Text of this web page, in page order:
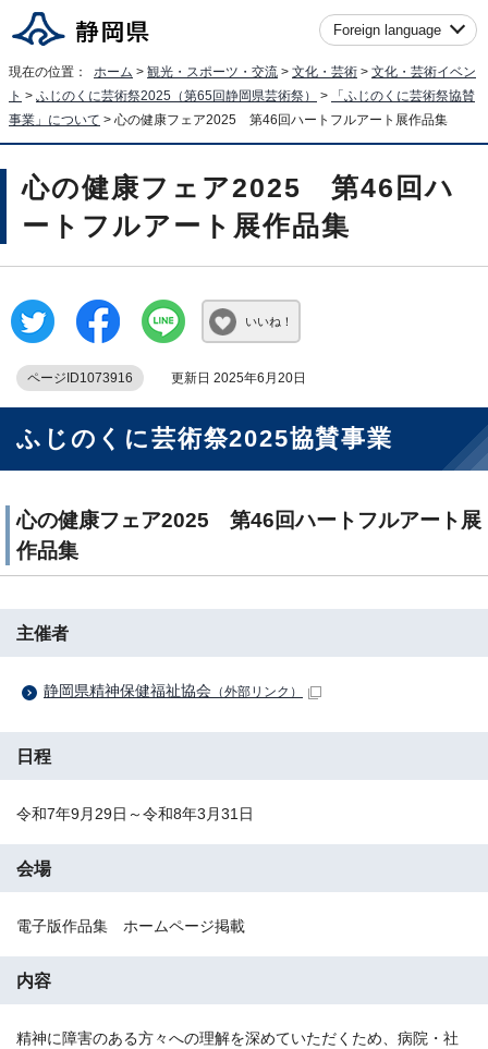
Foreign language
現在の位置： ホーム > 観光・スポーツ・交流 > 文化・芸術 > 文化・芸術イベン
ト > ふじのくに芸術祭2025（第65回静岡県芸術祭） >
「ふじのくに芸術祭協賛
事業」について > 心の健康フェア2025 第46回ハートフルアート展作品集
心の健康フェア2025 第46回ハ
ートフルアート展作品集
いいね！
ページID1073916 更新日 2025年6月20日
ふじのくに芸術祭2025協賛事業
心の健康フェア2025 第46回ハートフルアート展
作品集
主催者
静岡県精神保健福祉協会 （外部リンク）
日程
令和7年9月29日～令和8年3月31日
会場
電子版作品集 ホームページ掲載
内容
精神に障害のある方々への理解を深めていただくため、病院・社